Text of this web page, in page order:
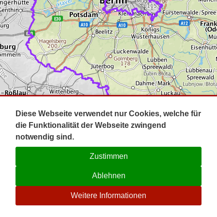
Impressum
Kontakt
☉
Diese Webseite verwendet nur Cookies, welche für
die Funktionalität der Webseite zwingend
notwendig sind.
Zustimmen
Ablehnen
Weitere Informationen